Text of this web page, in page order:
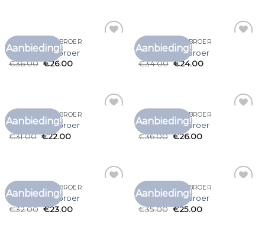
Aanbieding!
T SHIRT GROTE BROER
t shirt grote broer
€36.00 €26.00
Aanbieding!
T SHIRT GROTE BROER
t shirt grote broer
€34.00 €24.00
Aanbieding!
T SHIRT GROTE BROER
t shirt grote broer
€31.00 €22.00
Aanbieding!
T SHIRT GROTE BROER
t shirt grote broer
€36.00 €26.00
Aanbieding!
T SHIRT GROTE BROER
t shirt grote broer
€32.00 €23.00
Aanbieding!
T SHIRT GROTE BROER
t shirt grote broer
€35.00 €25.00